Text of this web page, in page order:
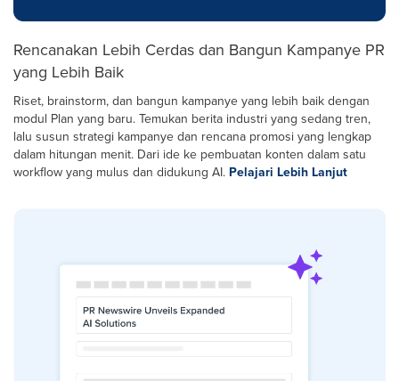
Rencanakan Lebih Cerdas dan Bangun Kampanye PR
yang Lebih Baik
Riset, brainstorm, dan bangun kampanye yang lebih baik dengan
modul Plan yang baru. Temukan berita industri yang sedang tren,
lalu susun strategi kampanye dan rencana promosi yang lengkap
dalam hitungan menit. Dari ide ke pembuatan konten dalam satu
workflow yang mulus dan didukung AI. Pelajari Lebih Lanjut